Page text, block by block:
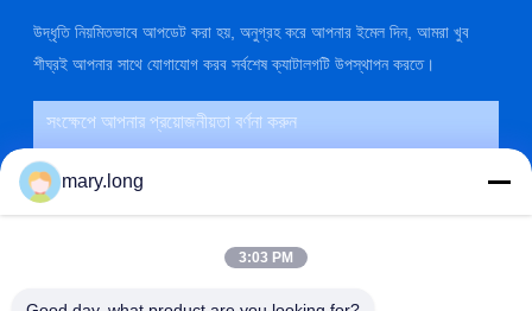
উদ্ধৃতি নিয়মিতভাবে আপডেট করা হয়, অনুগ্রহ করে আপনার ইমেল দিন, আমরা খুব
শীঘ্রই আপনার সাথে যোগাযোগ করব সর্বশেষ ক্যাটালগটি উপস্থাপন করতে।
mary.long
3:03 PM